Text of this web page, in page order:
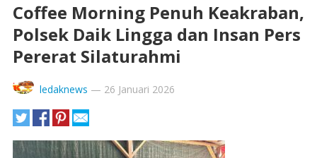
Coffee Morning Penuh Keakraban,
Polsek Daik Lingga dan Insan Pers
Pererat Silaturahmi
ledaknews — 26 Januari 2026